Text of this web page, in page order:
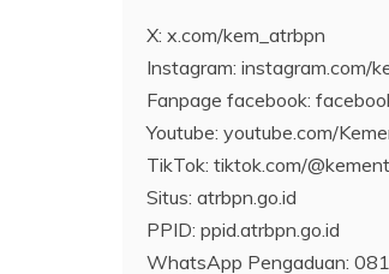
X: x.com/kem_atrbpn
Instagram: instagram.com/
Fanpage facebook:
Youtube: youtube.com/
TikTok: tiktok.com/
Situs: atrbpn.go.id
PPID: ppid.atrbpn.go.id
WhatsApp Pengaduan: